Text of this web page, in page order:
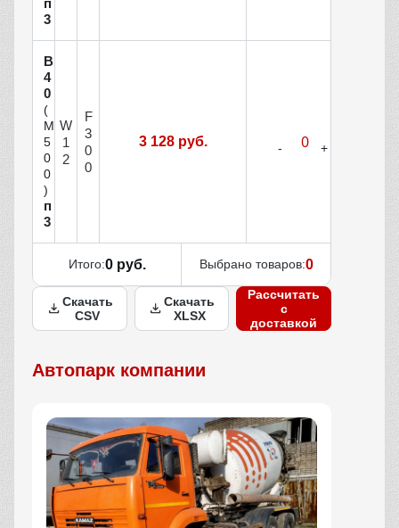
п
3
В
4
0
(
М
5
0
0
)
п
3
W
1
2
F
3
0
0
3 128 руб.
Итого:0 руб. Выбрано товаров:0
Скачать
CSV
Скачать
XLSX
Рассчитать
с
доставкой
Автопарк компании